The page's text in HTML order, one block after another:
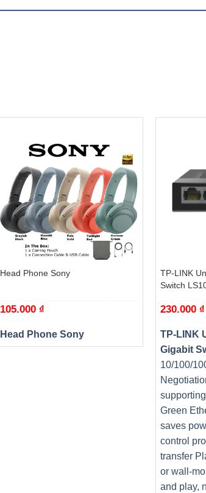
Head Phone Sony
105.000 ₫
Head Phone Sony
TP-LINK
Switch
230.000 ₫
TP-LINK
Gigabit
10/100/
Green
saves
control
transfer
or wall-
and play,